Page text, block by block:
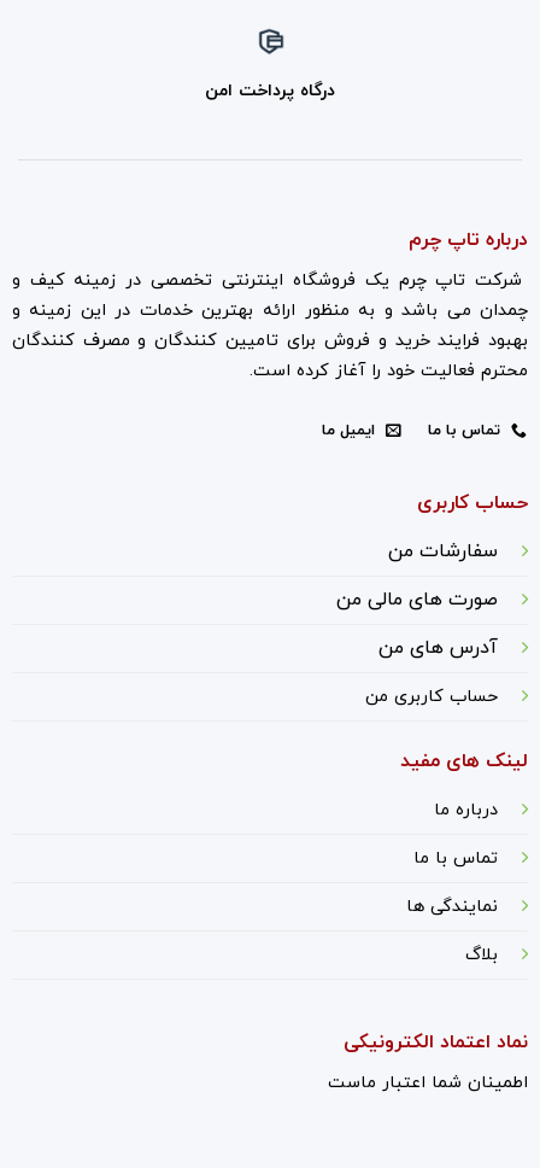
درگاه پرداخت امن
درباره تاپ چرم
شرکت تاپ چرم یک فروشگاه اینترنتی تخصصی در زمینه کیف و
چمدان می باشد و به منظور ارائه بهترین خدمات در این زمینه و
بهبود فرایند خرید و فروش برای تامیین کنندگان و مصرف کنندگان
محترم فعالیت خود را آغاز کرده است.
تماس با ما ایمیل ما
حساب کاربری
سفارشات من
صورت های مالی من
آدرس های من
حساب کاربری من
لینک های مفید
درباره ما
تماس با ما
نمایندگی ها
بلاگ
نماد اعتماد الکترونیکی
اطمینان شما اعتبار ماست